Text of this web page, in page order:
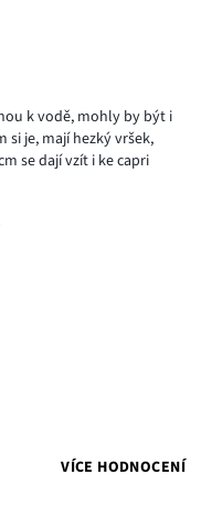
k vodě, mohly by být i
si je, mají hezký vršek,
se dají vzít i ke capri
VÍCE HODNOCENÍ